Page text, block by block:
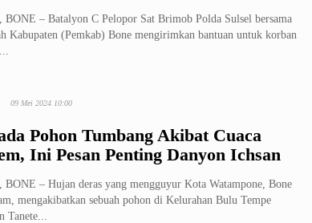
– Batalyon C Pelopor Sat Brimob Polda Sulsel bersama
Kabupaten (Pemkab) Bone mengirimkan bantuan untuk korban
Pohon Tumbang Akibat Cuaca
Ini Pesan Penting Danyon Ichsan
09 Mei 2024 10:00
– Hujan deras yang mengguyur Kota Watampone, Bone
mengakibatkan sebuah pohon di Kelurahan Bulu Tempe
Tanete...